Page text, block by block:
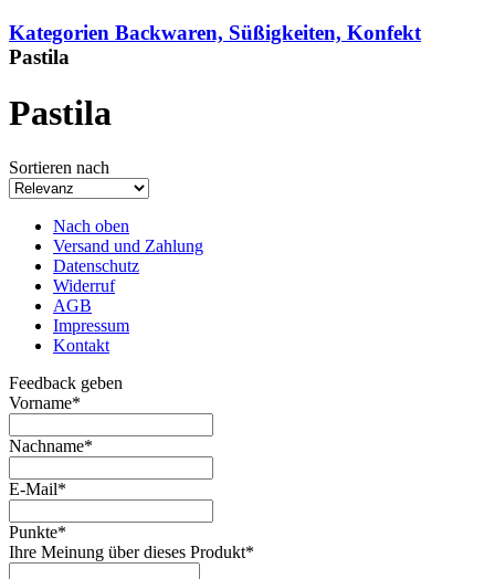
Kategorien Backwaren, Süßigkeiten, Konfekt
Pastila
Pastila
Sortieren nach
Nach oben
Versand und Zahlung
Datenschutz
Widerruf
AGB
Impressum
Kontakt
Feedback geben
Vorname*
Nachname*
E-Mail*
Punkte*
Ihre Meinung über dieses Produkt*